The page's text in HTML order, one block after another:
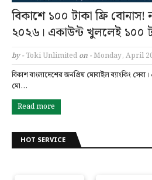
বিকাশে ১০০ টাকা ফ্রি
২০২৬। একাউন্ট খুললেই ১০০
by - Toki Unlimited on -Monday, April
বিকাশ বাংলাদেশের জনপ্রিয় মোবাইল ব্যাংকিং
মো…
Read more
HOT SERVICE